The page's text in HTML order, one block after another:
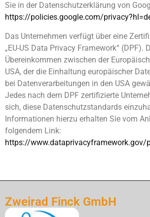
Sie in der Datenschutzerklärung von
https://policies.google.com/
Das Unternehmen verfügt über eine
„EU-US Data Privacy Framework“ (DPF).
Übereinkommen zwischen der
USA, der die Einhaltung europäischer
bei Datenverarbeitungen in den USA
Jedes nach dem DPF zertifizierte
sich, diese Datenschutzstandards
Informationen hierzu erhalten Sie vom
folgendem Link:
https://www.dataprivacyframework.gov/
Zweirad Finck GmbH